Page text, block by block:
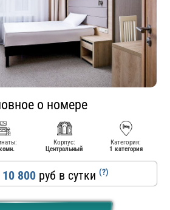
о номере
Корпус:
Центральный
Категория:
1 категория
10 800руб в сутки (?)